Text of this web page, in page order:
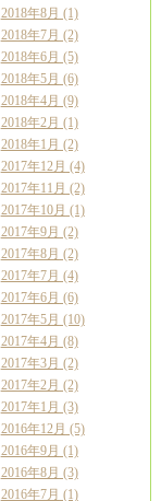
2018年8月 (1)
2018年7月 (2)
2018年6月 (5)
2018年5月 (6)
2018年4月 (9)
2018年2月 (1)
2018年1月 (2)
2017年12月 (4)
2017年11月 (2)
2017年10月 (1)
2017年9月 (2)
2017年8月 (2)
2017年7月 (4)
2017年6月 (6)
2017年5月 (10)
2017年4月 (8)
2017年3月 (2)
2017年2月 (2)
2017年1月 (3)
2016年12月 (5)
2016年9月 (1)
2016年8月 (3)
2016年7月 (1)